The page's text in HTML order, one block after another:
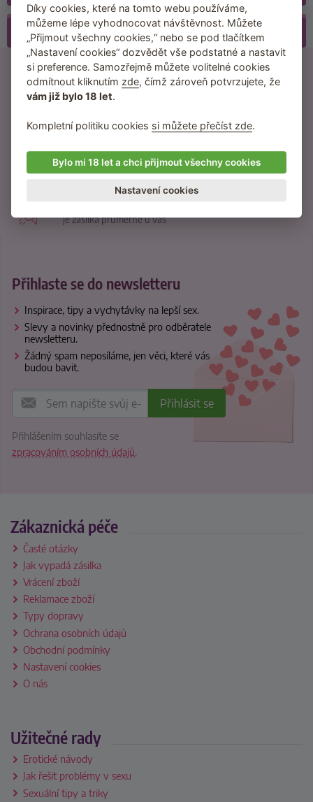
Příslušenství
21500 recenzí
od reálných zákazníků
inspirace na nové praktiky
95 % zákazníků
nás dále doporučuje
je zásilka průměrně u vás
Přihlaste se do newsletteru
Inspirace, tipy a vychytávky na lepší sex.
Slevy a novinky přednostně pro odběratele
newsletteru.
Žádný spam neposíláme, jen věci, které vás
budou bavit.
Přihlášením souhlasíte se
zpracováním osobních údajů.
Zákaznická péče
Časté otázky
Jak vypadá zásilka
Vrácení zboží
Reklamace zboží
Typy dopravy
Ochrana osobních údajů
Obchodní podmínky
Nastavení cookies
O nás
Užitečné rady
Erotické návody
Jak řešit problémy v sexu
Sexuální tipy a triky
Díky cookies, které na tomto webu používáme,
můžeme lépe vyhodnocovat návštěvnost. Můžete
„Přijmout všechny cookies,“ nebo se pod tlačítkem
„Nastavení cookies“ dozvědět vše podstatné a nastavit
si preference. Samozřejmě můžete volitelné cookies
odmítnout kliknutím zde, čímž zároveň potvrzujete, že
vám již bylo 18 let.
Kompletní politiku cookies si můžete přečíst zde.
Bylo mi 18 let a chci přijmout všechny cookies
Nastavení cookies